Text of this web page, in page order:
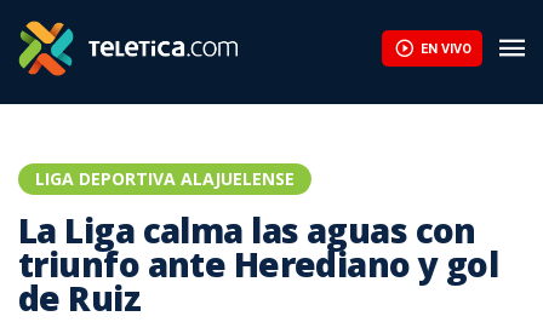
EN VIVO
LIGA DEPORTIVA ALAJUELENSE
La Liga calma las aguas con
triunfo ante Herediano y gol
de Ruiz